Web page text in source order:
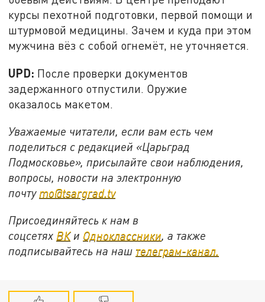
курсы пехотной подготовки, первой помощи и
штурмовой медицины. Зачем и куда при этом
мужчина вёз с собой огнемёт, не уточняется.
UPD: После проверки документов
задержанного отпустили. Оружие
оказалось макетом.
Уважаемые читатели, если вам есть чем
поделиться с редакцией «Царьград
Подмосковье», присылайте свои наблюдения,
вопросы, новости на электронную
почту mo@tsargrad.tv
Присоединяйтесь к нам в
соцсетях ВКи Одноклассники , а также
подписывайтесь на наш телеграм-канал.